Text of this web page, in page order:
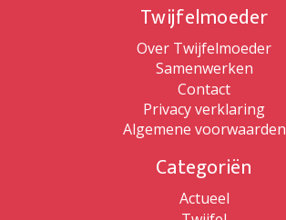
Twijfelmoeder
Over Twijfelmoeder
Samenwerken
Contact
Privacy verklaring
Algemene voorwaarden
Categoriën
Actueel